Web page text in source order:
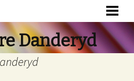
Danderyd